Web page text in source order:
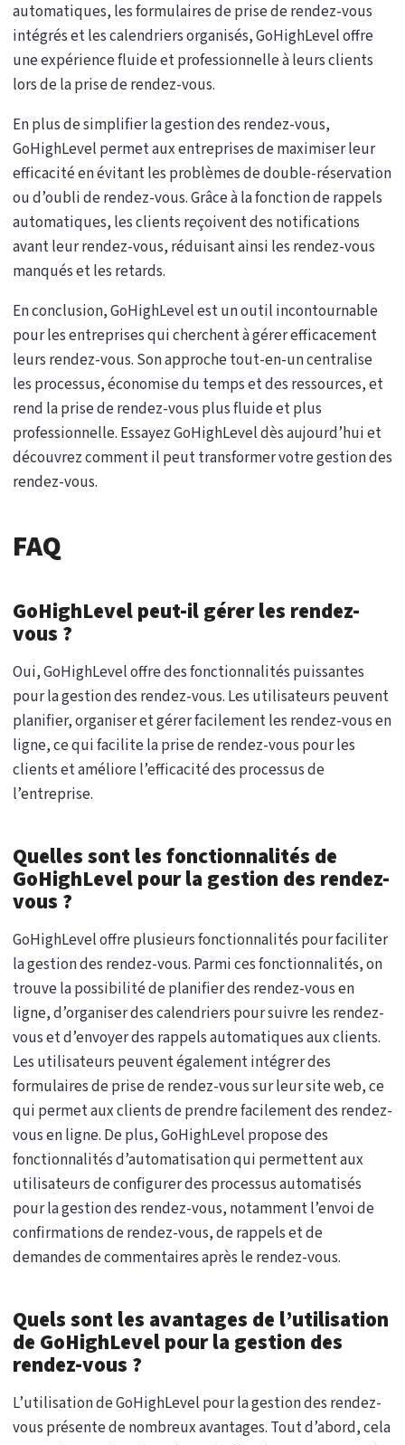
automatiques, les formulaires de prise de rendez-vous
intégrés et les calendriers organisés, GoHighLevel offre
une expérience fluide et professionnelle à leurs clients
lors de la prise de rendez-vous.
En plus de simplifier la gestion des rendez-vous,
GoHighLevel permet aux entreprises de maximiser leur
efficacité en évitant les problèmes de double-réservation
ou d’oubli de rendez-vous. Grâce à la fonction de rappels
automatiques, les clients reçoivent des notifications
avant leur rendez-vous, réduisant ainsi les rendez-vous
manqués et les retards.
En conclusion, GoHighLevel est un outil incontournable
pour les entreprises qui cherchent à gérer efficacement
leurs rendez-vous. Son approche tout-en-un centralise
les processus, économise du temps et des ressources, et
rend la prise de rendez-vous plus fluide et plus
professionnelle. Essayez GoHighLevel dès aujourd’hui et
découvrez comment il peut transformer votre gestion des
rendez-vous.
FAQ
GoHighLevel peut-il gérer les rendez-
vous ?
Oui, GoHighLevel offre des fonctionnalités puissantes
pour la gestion des rendez-vous. Les utilisateurs peuvent
planifier, organiser et gérer facilement les rendez-vous en
ligne, ce qui facilite la prise de rendez-vous pour les
clients et améliore l’efficacité des processus de
l’entreprise.
Quelles sont les fonctionnalités de
GoHighLevel pour la gestion des rendez-
vous ?
GoHighLevel offre plusieurs fonctionnalités pour faciliter
la gestion des rendez-vous. Parmi ces fonctionnalités, on
trouve la possibilité de planifier des rendez-vous en
ligne, d’organiser des calendriers pour suivre les rendez-
vous et d’envoyer des rappels automatiques aux clients.
Les utilisateurs peuvent également intégrer des
formulaires de prise de rendez-vous sur leur site web, ce
qui permet aux clients de prendre facilement des rendez-
vous en ligne. De plus, GoHighLevel propose des
fonctionnalités d’automatisation qui permettent aux
utilisateurs de configurer des processus automatisés
pour la gestion des rendez-vous, notamment l’envoi de
confirmations de rendez-vous, de rappels et de
demandes de commentaires après le rendez-vous.
Quels sont les avantages de l’utilisation
de GoHighLevel pour la gestion des
rendez-vous ?
L’utilisation de GoHighLevel pour la gestion des rendez-
vous présente de nombreux avantages. Tout d’abord, cela